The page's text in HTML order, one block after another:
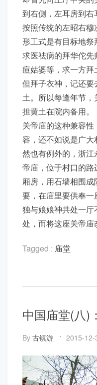
到右侧，左耳房到
按照传统的左昭右
形工式是有目标地祭
求医祛病的拜华佗
痘姑婆等，求一方
但拜子衣神，记还
土。所以每逢年节
担黄土在院内备用。
关帝庙的这种兼容
容，还不如说是广
然也有例外的，浙
帝庙，位于村口的
厢房，用石墙相围
要，在庙里要供奉
独与娘娘神共处一
处，而将这座关帝庙
Tagged : 庙堂
中国庙堂(八)
By 古镇游 2015-12-